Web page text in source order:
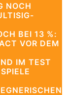
NOCH
BEI 13 %:
VOR DEM
IM TEST